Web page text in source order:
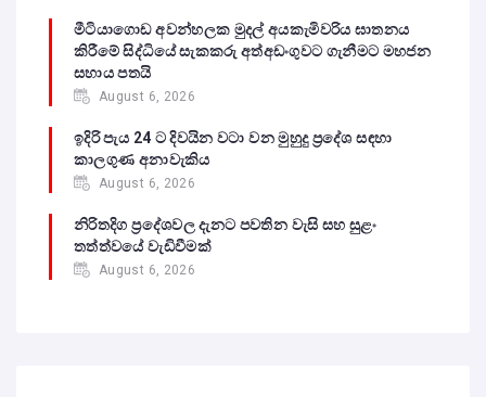
මීටියාගොඩ අවන්හලක මුදල් අයකැමිවරිය ඝාතනය
කිරීමේ සිද්ධියේ සැකකරු අත්අඩංගුවට ගැනීමට මහජන
සහාය පතයි
August 6, 2026
ඉදිරි පැය 24 ට දිවයින වටා වන මුහුදු ප්‍රදේශ සඳහා
කාලගුණ අනාවැකිය
August 6, 2026
නිරිතදිග ප්‍රදේශවල දැනට පවතින වැසි සහ සුළං
තත්ත්වයේ වැඩිවීමක්
August 6, 2026